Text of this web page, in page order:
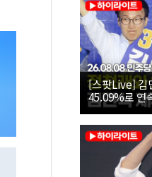
[스팟Live] 김
45.09%로 연
26.08.08 더불
보 인천 합동